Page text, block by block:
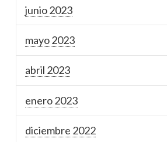
junio 2023
mayo 2023
abril 2023
enero 2023
diciembre 2022